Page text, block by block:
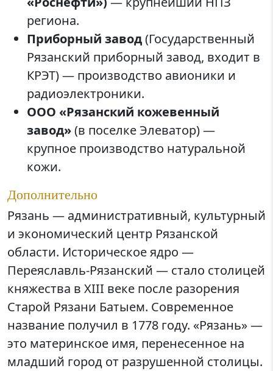
региона.
Приборный завод(Государственный
Рязанский приборный завод, входит в
КРЭТ) — производство авионики и
радиоэлектроники.
ООО «Рязанский кожевенный
завод»(в поселке Элеватор) —
крупное производство натуральной
кожи.
Дополнительно
Рязань — административный, культурный
и экономический центр Рязанской
области. Историческое ядро —
Переяславль-Рязанский — стало столицей
княжества в XIII веке после разорения
Старой Рязани Батыем. Современное
название получил в 1778 году. «Рязань» —
это материнское имя, перенесенное на
младший город от разрушенной столицы.